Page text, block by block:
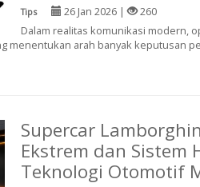
Tips 26 Jan 2026 |
260
Dalam realitas komunikasi modern,
menentukan arah banyak keputusan
Supercar
Ekstrem dan Sistem
Teknologi Otomotif